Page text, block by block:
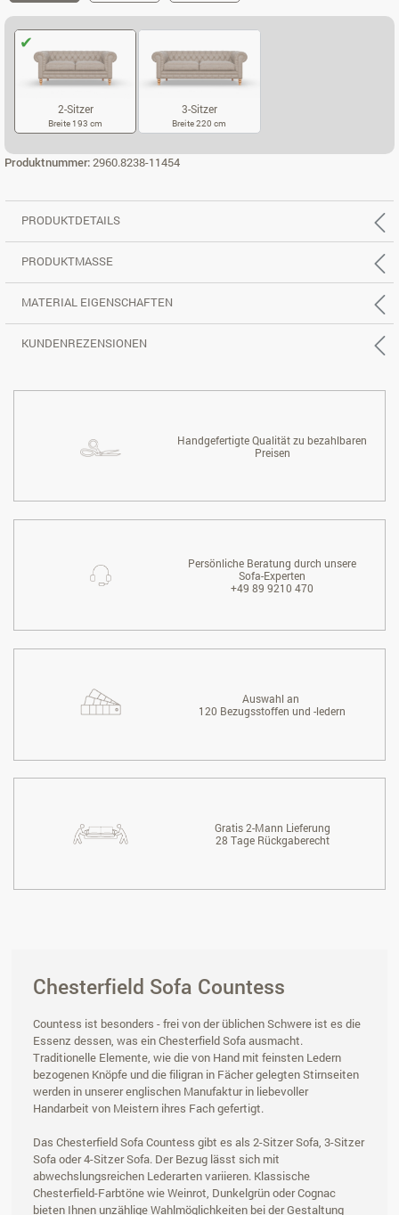
2-Sitzer
Breite 193 cm
3-Sitzer
Breite 220 cm
Produktnummer:2960.8238-11454
PRODUKTDETAILS
PRODUKTMASSE
MATERIAL EIGENSCHAFTEN
KUNDENREZENSIONEN
Handgefertigte Qualität zu bezahlbaren
Preisen
Persönliche Beratung durch unsere
Sofa-Experten
+49 89 9210 470
Auswahl an
120 Bezugsstoffen und -ledern
Gratis 2-Mann Lieferung
28 Tage Rückgaberecht
Chesterfield Sofa Countess
Countess ist besonders - frei von der üblichen Schwere ist es die
Essenz dessen, was ein Chesterfield Sofa ausmacht.
Traditionelle Elemente, wie die von Hand mit feinsten Ledern
bezogenen Knöpfe und die filigran in Fächer gelegten Stirnseiten
werden in unserer englischen Manufaktur in liebevoller
Handarbeit von Meistern ihres Fach gefertigt.
Das Chesterfield Sofa Countess gibt es als 2-Sitzer Sofa, 3-Sitzer
Sofa oder 4-Sitzer Sofa. Der Bezug lässt sich mit
abwechslungsreichen Lederarten variieren. Klassische
Chesterfield-Farbtöne wie Weinrot, Dunkelgrün oder Cognac
bieten Ihnen unzählige Wahlmöglichkeiten bei der Gestaltung